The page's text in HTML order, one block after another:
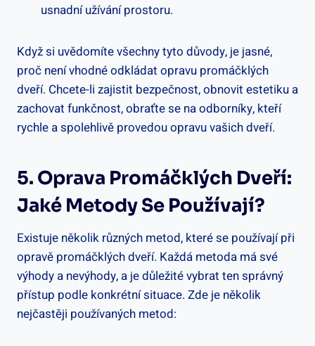
usnadní užívání prostoru.
Když si uvědomíte všechny tyto důvody, je jasné,
proč není vhodné odkládat opravu promáčklých
dveří. Chcete-li zajistit bezpečnost, obnovit estetiku a
zachovat funkčnost, obraťte se na odborníky, kteří
rychle a spolehlivě provedou opravu vašich dveří.
5. Oprava Promáčklých Dveří:
Jaké Metody Se Používají?
Existuje několik různých metod, které se používají při
opravě promáčklých dveří. Každá metoda má své
výhody a nevýhody, a je důležité vybrat ten správný
přístup podle konkrétní situace. Zde je několik
nejčastěji používaných metod: